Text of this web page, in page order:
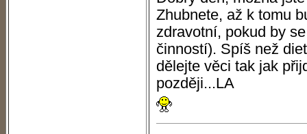
Zhubnete, až k tomu
zdravotní, pokud by
činností). Spíš než
dělejte věci tak jak
později...LA